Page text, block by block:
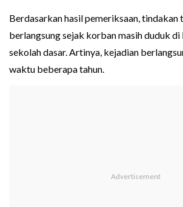
Berdasarkan hasil pemeriksaan, tindakan
berlangsung sejak korban masih duduk di
sekolah dasar. Artinya, kejadian
waktu beberapa tahun.